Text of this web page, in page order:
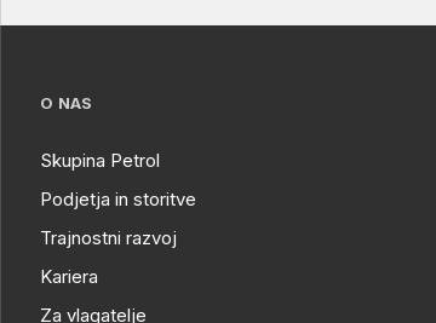
O NAS
Skupina Petrol
Podjetja in storitve
Trajnostni razvoj
Kariera
Za vlagatelje